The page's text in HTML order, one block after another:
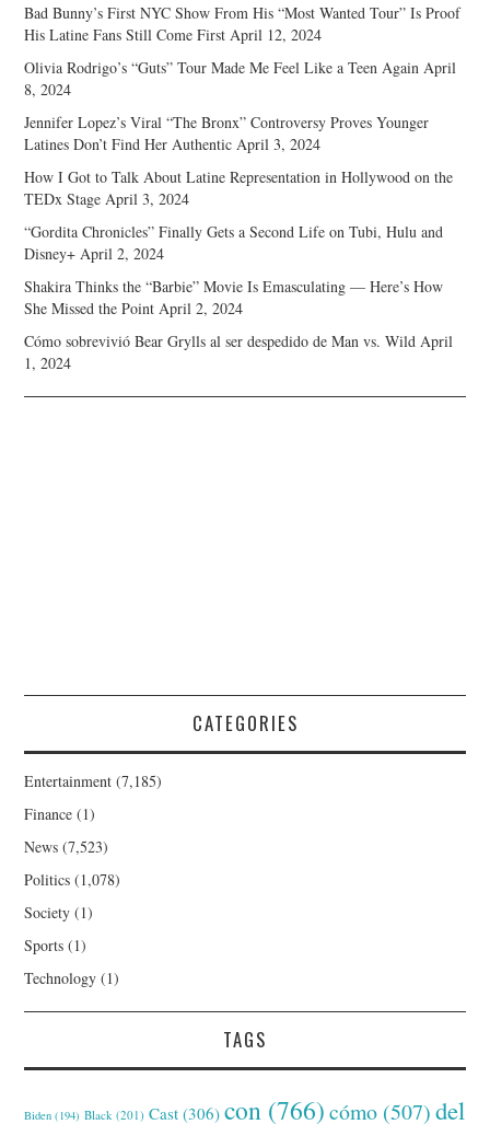
Bad Bunny’s First NYC Show From His “Most Wanted Tour” Is Proof
His Latine Fans Still Come First April 12, 2024
Olivia Rodrigo’s “Guts” Tour Made Me Feel Like a Teen Again April
8, 2024
Jennifer Lopez’s Viral “The Bronx” Controversy Proves Younger
Latines Don’t Find Her Authentic April 3, 2024
How I Got to Talk About Latine Representation in Hollywood on the
TEDx Stage April 3, 2024
“Gordita Chronicles” Finally Gets a Second Life on Tubi, Hulu and
Disney+ April 2, 2024
Shakira Thinks the “Barbie” Movie Is Emasculating — Here’s How
She Missed the Point April 2, 2024
Cómo sobrevivió Bear Grylls al ser despedido de Man vs. Wild April
1, 2024
CATEGORIES
Entertainment (7,185)
Finance (1)
News (7,523)
Politics (1,078)
Society (1)
Sports (1)
Technology (1)
TAGS
Biden (194) Black (201) Cast (306) con (766) cómo (507) del